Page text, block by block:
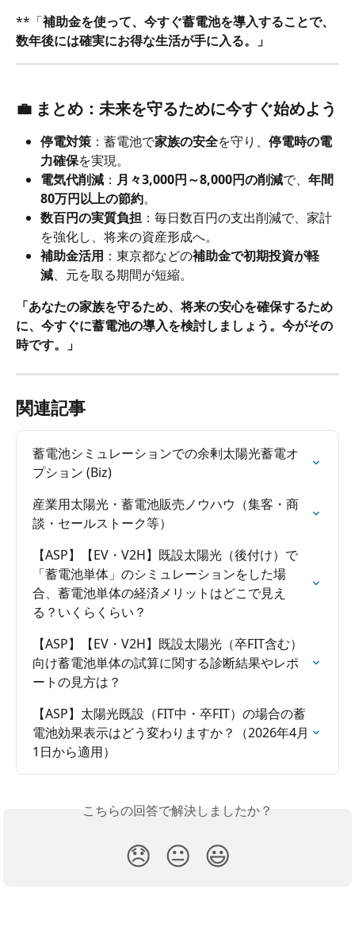
**「補助金を使って、今すぐ蓄電池を導入することで、
数年後には確実にお得な生活が手に入る。」
💼 まとめ：未来を守るために今すぐ始めよう
停電対策 ：蓄電池で家族の安全を守り、 停電時の電
力確保を実現。
電気代削減 ： 月々3,000円～8,000円の削減で、 年間
80万円以上の節約。
数百円の実質負担：毎日数百円の支出削減で、家計
を強化し、将来の資産形成へ。
補助金活用 ：東京都などの補助金で初期投資が軽
減、元を取る期間が短縮。
「あなたの家族を守るため、将来の安心を確保するため
に、今すぐに蓄電池の導入を検討しましょう。今がその
時です。」
関連記事
蓄電池シミュレーションでの余剰太陽光蓄電オ
プション (Biz)
産業用太陽光・蓄電池販売ノウハウ（集客・商
談・セールストーク等）
【ASP】【EV・V2H】既設太陽光（後付け）で
「蓄電池単体」のシミュレーションをした場
合、蓄電池単体の経済メリットはどこで見え
る？いくらくらい？
【ASP】【EV・V2H】既設太陽光（卒FIT含む）
向け蓄電池単体の試算に関する診断結果やレポ
ートの見方は？
【ASP】太陽光既設（FIT中・卒FIT）の場合の蓄
電池効果表示はどう変わりますか？（2026年4月
1日から適用）
こちらの回答で解決しましたか？
😞 😐 😃